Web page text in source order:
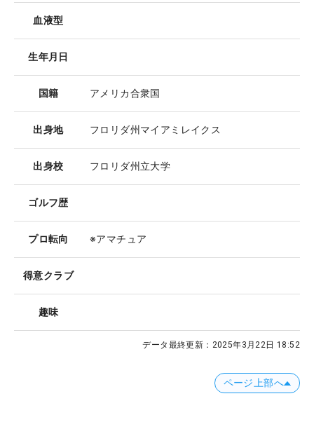
血液型
生年月日
国籍 アメリカ合衆国
出身地 フロリダ州マイアミレイクス
出身校 フロリダ州立大学
ゴルフ歴
プロ転向 ※アマチュア
得意クラブ
趣味
データ最終更新： 2025年3月22日 18:52
ページ上部へ